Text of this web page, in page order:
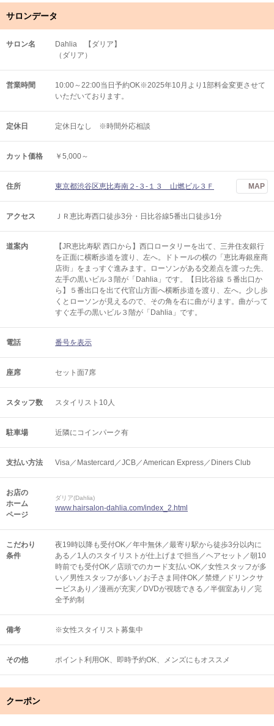
サロンデータ
サロン名
Dahlia 【ダリア】
（ダリア）
営業時間
10:00～22:00当日予約OK※2025年10月より1部料金変更させて
いただいております。
定休日 定休日なし ※時間外応相談
カット価格 ￥5,000～
住所 東京都渋谷区恵比寿南２-３-１３ 山燃ビル３Ｆ MAP
アクセス ＪＲ恵比寿西口徒歩3分・日比谷線5番出口徒歩1分
道案内
【JR恵比寿駅 西口から】西口ロータリーを出て、三井住友銀行
を正面に横断歩道を渡り、左へ。ドトールの横の「恵比寿銀座商
店街」をまっすぐ進みます。ローソンがある交差点を渡った先、
左手の黒いビル３階が「Dahlia」です。【日比谷線 ５番出口か
ら】５番出口を出て代官山方面へ横断歩道を渡り、左へ。少し歩
くとローソンが見えるので、その角を右に曲がります。曲がって
すぐ左手の黒いビル３階が「Dahlia」です。
電話 番号を表示
座席 セット面7席
スタッフ数 スタイリスト10人
駐車場 近隣にコインパーク有
支払い方法 Visa／Mastercard／JCB／American Express／Diners Club
お店の
ホーム
ページ
ダリア(Dahlia)
www.hairsalon-dahlia.com/index_2.html
こだわり
条件
夜19時以降も受付OK／年中無休／最寄り駅から徒歩3分以内に
ある／1人のスタイリストが仕上げまで担当／ヘアセット／朝10
時前でも受付OK／店頭でのカード支払いOK／女性スタッフが多
い／男性スタッフが多い／お子さま同伴OK／禁煙／ドリンクサ
ービスあり／漫画が充実／DVDが視聴できる／半個室あり／完
全予約制
備考 ※女性スタイリスト募集中
その他 ポイント利用OK 即時予約OK メンズにもオススメ
クーポン